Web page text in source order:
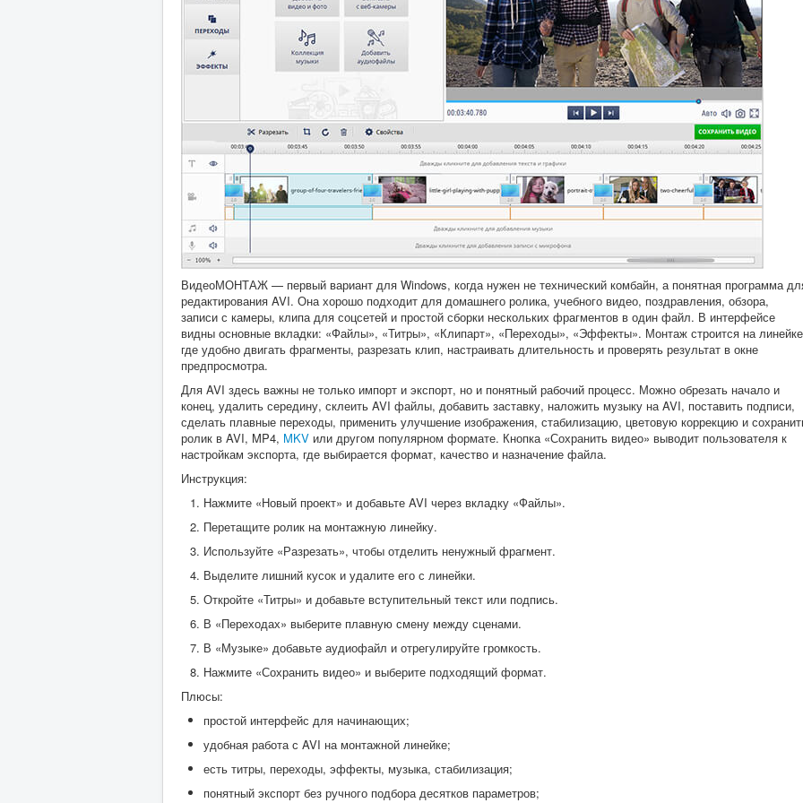
ВидеоМОНТАЖ — первый вариант для Windows, когда нужен не технический комбайн, а понятная программа
редактирования AVI. Она хорошо подходит для домашнего ролика, учебного видео, поздравления, обзора,
записи с камеры, клипа для соцсетей и простой сборки нескольких фрагментов в один файл. В интерфейсе
видны основные вкладки: «Файлы», «Титры», «Клипарт», «Переходы», «Эффекты». Монтаж строится на
где удобно двигать фрагменты, разрезать клип, настраивать длительность и проверять результат в окне
предпросмотра.
Для AVI здесь важны не только импорт и экспорт, но и понятный рабочий процесс. Можно обрезать начало и
конец, удалить середину, склеить AVI файлы, добавить заставку, наложить музыку на AVI, поставить подписи,
сделать плавные переходы, применить улучшение изображения, стабилизацию, цветовую коррекцию и
ролик в AVI, MP4, MKV или другом популярном формате. Кнопка «Сохранить видео» выводит пользователя к
настройкам экспорта, где выбирается формат, качество и назначение файла.
Инструкция:
Нажмите «Новый проект» и добавьте AVI через вкладку «Файлы».
Перетащите ролик на монтажную линейку.
Используйте «Разрезать», чтобы отделить ненужный фрагмент.
Выделите лишний кусок и удалите его с линейки.
Откройте «Титры» и добавьте вступительный текст или подпись.
В «Переходах» выберите плавную смену между сценами.
В «Музыке» добавьте аудиофайл и отрегулируйте громкость.
Нажмите «Сохранить видео» и выберите подходящий формат.
Плюсы:
простой интерфейс для начинающих;
удобная работа с AVI на монтажной линейке;
есть титры, переходы, эффекты, музыка, стабилизация;
понятный экспорт без ручного подбора десятков параметров;